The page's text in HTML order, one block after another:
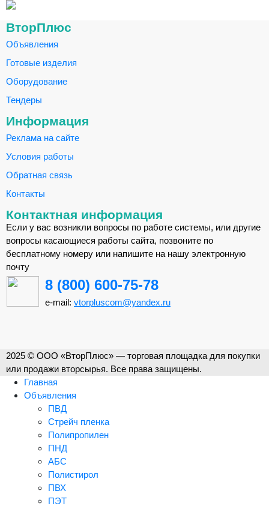
ВторПлюс
Объявления
Готовые изделия
Оборудование
Тендеры
Информация
Реклама на сайте
Условия работы
Обратная связь
Контакты
Контактная информация
Если у вас возникли вопросы по работе системы, или другие
вопросы касающиеся работы сайта, позвоните по
бесплатному номеру или напишите на нашу электронную
почту
8 (800) 600-75-78
e-mail: vtorpluscom@yandex.ru
2025 © ООО «ВторПлюс» — торговая площадка для покупки
или продажи вторсырья. Все права защищены.
Главная
Объявления
ПВД
Стрейч пленка
Полипропилен
ПНД
АБС
Полистирол
ПВХ
ПЭТ